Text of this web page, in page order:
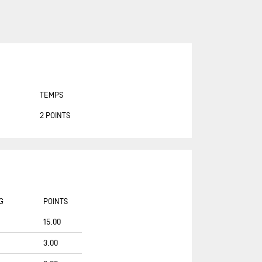
CANADA OCEAN RACING - BE
CHARAL
CHEMINÉES POUJOULAT
CORUM L'ÉPARGNE / TRANSAT
JACQUES VABRE 2019
TEMPS
2 POINTS
POINTS
15.00
3.00